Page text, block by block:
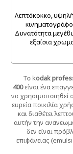
Λεπτόκοκκο,
Δυνατότητα
εξαίσια
Το kodak
400είναι ένα
να χρησιμοποιηθεί
ευρεία ποικιλία
και διαθέτει
αυτήν την
δεν είναι
επιφάνειας